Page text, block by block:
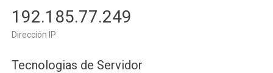
192.185.77.249
Dirección IP
Tecnologias de Servidor